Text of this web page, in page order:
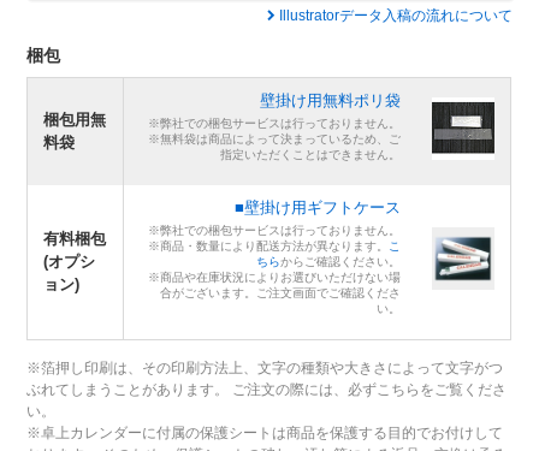
Illustratorデータ入稿の流れについて
梱包
梱包用無
料袋
壁掛け用無料ポリ袋
※弊社での梱包サービスは行っておりません。
※無料袋は商品によって決まっているため、ご
指定いただくことはできません。
有料梱包
(オプシ
ョン)
■壁掛け用ギフトケース
※弊社での梱包サービスは行っておりません。
※商品・数量により配送方法が異なります。 こ
ちらからご確認ください。
※商品や在庫状況によりお選びいただけない場
合がございます。ご注文画面でご確認くださ
い。
※箔押し印刷は、その印刷方法上、文字の種類や大きさによって文字がつ
ぶれてしまうことがあります。 ご注文の際には、必ずこちらをご覧くださ
い。
※卓上カレンダーに付属の保護シートは商品を保護する目的でお付けして